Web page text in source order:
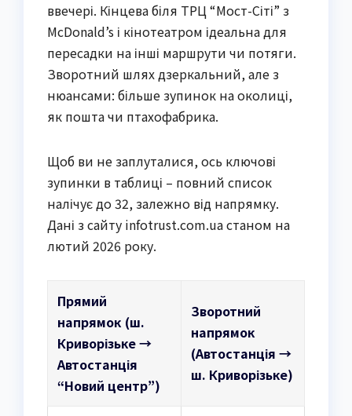
ввечері. Кінцева біля ТРЦ “Мост-Сіті” з
McDonald’s і кінотеатром ідеальна для
пересадки на інші маршрути чи потяги.
Зворотний шлях дзеркальний, але з
нюансами: більше зупинок на околиці,
як пошта чи птахофабрика.
Щоб ви не заплуталися, ось ключові
зупинки в таблиці – повний список
налічує до 32, залежно від напрямку.
Дані з сайту infotrust.com.ua станом на
лютий 2026 року.
Прямий
напрямок (ш.
Криворізьке →
Автостанція
“Новий центр”)
Зворотний
напрямок
(Автостанція →
ш. Криворізьке)